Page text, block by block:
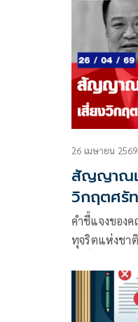
ตรวจสอบฝ่า
สะท้อนบทเ
กฎหมายเปลี่
26 เมษายน 2569
สัญญาณเ
วิกฤตศรั
คำชี้แจงของ
ทุจริตแห่งชา